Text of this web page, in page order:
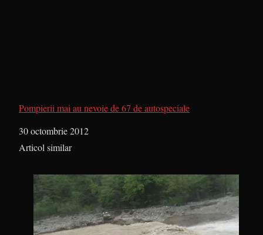
Pompierii mai au nevoie de 67 de autospeciale
Dată
30 octombrie 2012
În legătură cu
Articol similar